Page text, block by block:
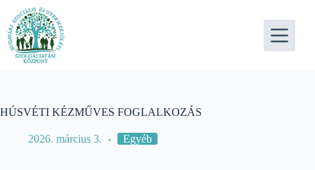
content
HÚSVÉTI KÉZMŰVES FOGLALKOZÁS
2026. március 3. Egyéb